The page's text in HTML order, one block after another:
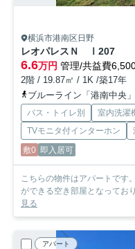
横浜市港南区日野
レオパレスＮ Ⅰ 207
6.6万円 管理/共益費
2階 / 19.87㎡ / 1K /築17年
ブルーライン「港南中央
バス・トイレ別 室内洗濯
TVモニタ付インターホン
敷0 即入居可
こちらの物件はアパートです
ができる空き部屋となってお
見る
アパート